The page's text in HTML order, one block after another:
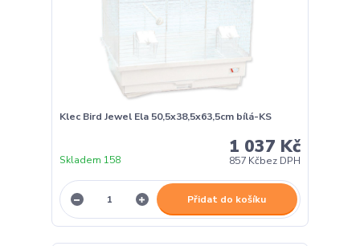
Klec Bird Jewel Ela 50,5x38,5x63,5cm bílá-KS
1 037 Kč
857 Kčbez DPH
Skladem 158
Přidat do košíku